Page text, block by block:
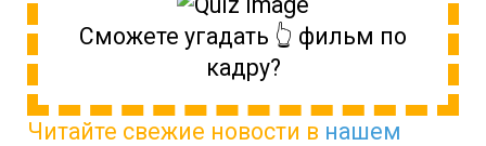
Сможете угадать 👆 фильм по
кадру?
Читайте свежие новости в нашем